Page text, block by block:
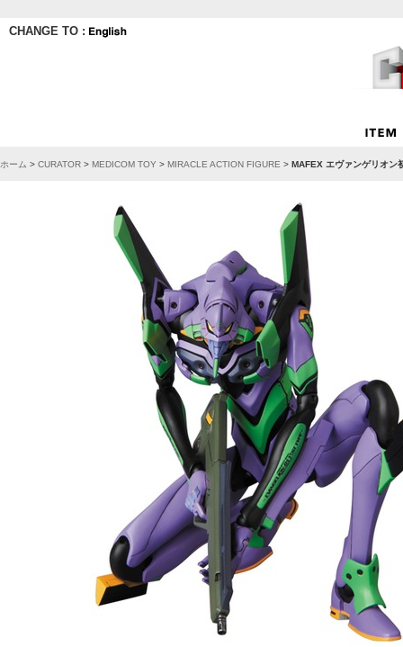
CHANGE TO :
ホーム > CURATOR > MEDICOM TOY > MIRACLE ACTION FIGURE > MAFEX エヴァンゲリオン